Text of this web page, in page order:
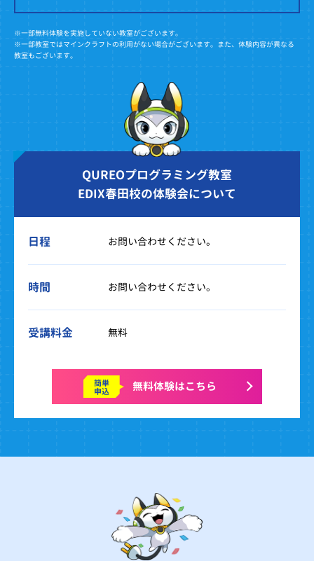
※一部無料体験を実施していない教室がございます。
※一部教室ではマインクラフトの利用がない場合がございます。また、体験内容が異なる
教室もございます。
QUREOプログラミング教室
EDIX春田校の体験会について
日程 お問い合わせください。
時間 お問い合わせください。
受講料金 無料
簡単
申込 無料体験はこちら